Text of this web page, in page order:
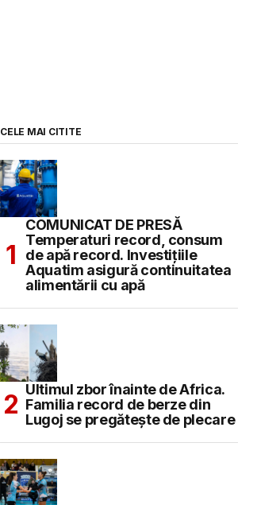
CELE MAI CITITE
COMUNICAT DE PRESĂ
Temperaturi record, consum
de apă record. Investițiile
Aquatim asigură continuitatea
alimentării cu apă
Ultimul zbor înainte de Africa.
Familia record de berze din
Lugoj se pregătește de plecare